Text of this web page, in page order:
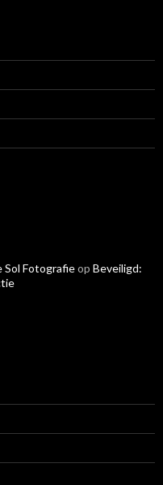
Sol Fotografieop Beveiligd: